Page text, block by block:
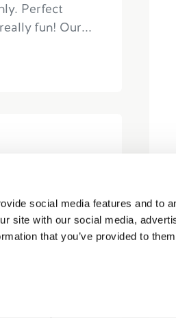
social media features and to
site with our social media,
that you’ve provided to
Perfect
fun! Our...
a quick